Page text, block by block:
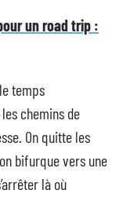
un road trip :
temps
chemins de
On quitte les
bifurque vers une
là où